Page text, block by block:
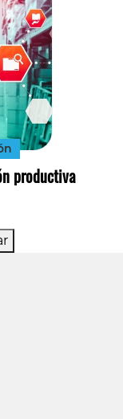
productiva